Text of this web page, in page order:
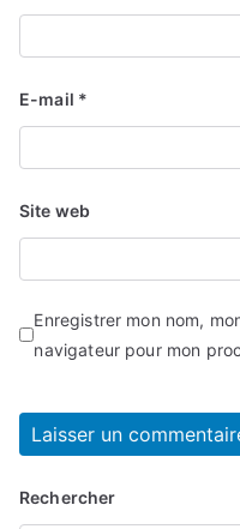
E-mail *
Site web
Enregistrer mon nom,
navigateur pour mon
Rechercher